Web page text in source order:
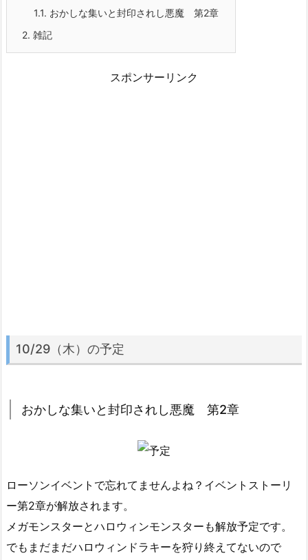
1.1. おかしな集いと封印されし悪魔 第2章
2. 雑記
スポンサーリンク
10/29（木）の予定
おかしな集いと封印されし悪魔 第2章
ローソンイベントで忘れてませんよね？イベントストーリ
ー第2章が解放されます。
メガモンスターとハロウィンモンスターも解放予定です。
でもまだまだハロウィンドラキーを狩り終えてないので